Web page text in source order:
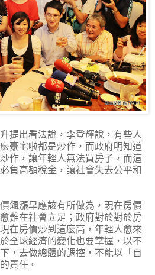
提出看法說，李登輝說，有些人
豪宅啦都是炒作，而政府明知道
作，讓年輕人無法買房子，而這
負高額稅金，讓社會失去公平和
飆漲早應該有所做為，現在房價
難在社會立足；政府對於對於房
在房價炒到這麼高，年輕人愈來
全球經濟的變化也要掌握，以不
，去做總體的調控，不能以「自
責任。